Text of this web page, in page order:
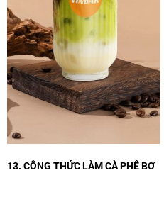
13. CÔNG THỨC LÀM CÀ PHÊ BƠ